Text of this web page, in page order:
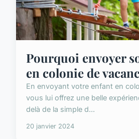
Pourquoi envoyer
en colonie de
En envoyant votre enfant en
vous lui offrez une belle
delà de la simple d...
20 janvier 2024